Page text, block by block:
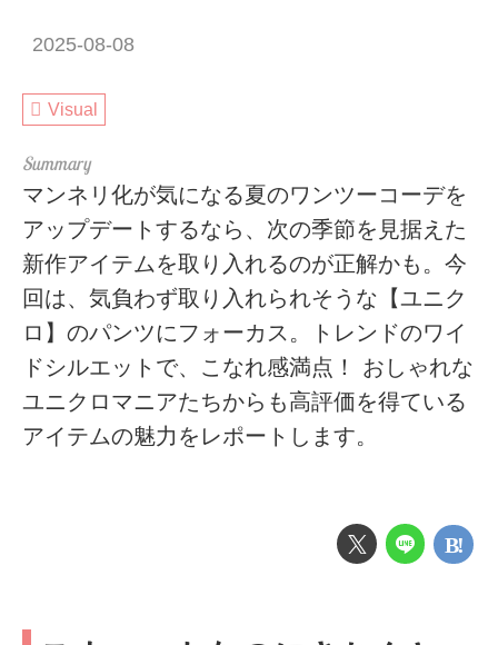
2025-08-08
Visual
マンネリ化が気になる夏のワンツーコーデを
アップデートするなら、次の季節を見据えた
新作アイテムを取り入れるのが正解かも。今
回は、気負わず取り入れられそうな【ユニク
ロ】のパンツにフォーカス。トレンドのワイ
ドシルエットで、こなれ感満点！ おしゃれな
ユニクロマニアたちからも高評価を得ている
アイテムの魅力をレポートします。